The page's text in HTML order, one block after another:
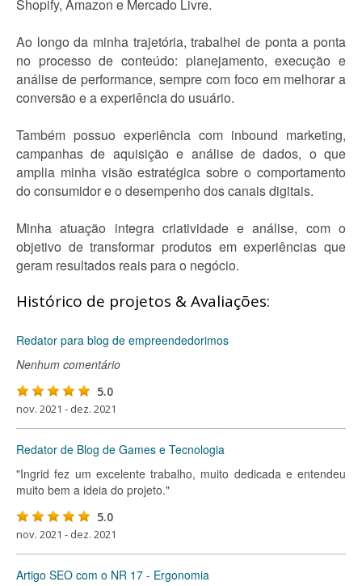
Shopify, Amazon e Mercado Livre.
Ao longo da minha trajetória, trabalhei de ponta a ponta
no processo de conteúdo: planejamento, execução e
análise de performance, sempre com foco em melhorar a
conversão e a experiência do usuário.
Também possuo experiência com inbound marketing,
campanhas de aquisição e análise de dados, o que
amplia minha visão estratégica sobre o comportamento
do consumidor e o desempenho dos canais digitais.
Minha atuação integra criatividade e análise, com o
objetivo de transformar produtos em experiências que
geram resultados reais para o negócio.
Histórico de projetos & Avaliações:
Redator para blog de empreendedorimos
Nenhum comentário
5.0
nov. 2021 - dez. 2021
Redator de Blog de Games e Tecnologia
"Ingrid fez um excelente trabalho, muito dedicada e entendeu
muito bem a ideia do projeto."
5.0
nov. 2021 - dez. 2021
Artigo SEO com o NR 17 - Ergonomia